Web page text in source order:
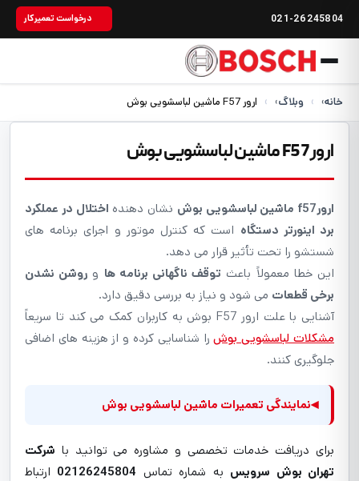
021-26245804 درخواست تعمیرکار
خانه› وبلاگ› ارور F57 ماشین لباسشویی بوش
ارور F57 ماشین لباسشویی بوش
ارورf57 ماشین لباسشویی بوش نشان دهنده اختلال در عملکرد
برد اینورتر دستگاه است که کنترل موتور و اجرای برنامه های
شستشو را تحت تأثیر قرار می دهد.
این خطا معمولاً باعث توقف ناگهانی برنامه ها و روشن نشدن
برخی قطعات می شود و نیاز به بررسی دقیق دارد.
آشنایی با علت ارور F57 بوش به کاربران کمک می کند تا سریعاً
مشکلات لباسشویی بوشرا شناسایی کرده و از هزینه های اضافی
جلوگیری کنند.
◂نمایندگی تعمیرات ماشین لباسشویی بوش
برای دریافت خدمات تخصصی و مشاوره می توانید با شرکت
تهران بوش سرویس به شماره تماس 02126245804 ارتباط